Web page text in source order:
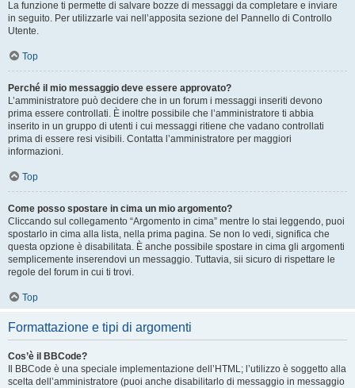
La funzione ti permette di salvare bozze di messaggi da completare e inviare
in seguito. Per utilizzarle vai nell’apposita sezione del Pannello di Controllo
Utente.
Top
Perché il mio messaggio deve essere approvato?
L’amministratore può decidere che in un forum i messaggi inseriti devono
prima essere controllati. È inoltre possibile che l’amministratore ti abbia
inserito in un gruppo di utenti i cui messaggi ritiene che vadano controllati
prima di essere resi visibili. Contatta l’amministratore per maggiori
informazioni.
Top
Come posso spostare in cima un mio argomento?
Cliccando sul collegamento “Argomento in cima” mentre lo stai leggendo, puoi
spostarlo in cima alla lista, nella prima pagina. Se non lo vedi, significa che
questa opzione è disabilitata. È anche possibile spostare in cima gli argomenti
semplicemente inserendovi un messaggio. Tuttavia, sii sicuro di rispettare le
regole del forum in cui ti trovi.
Top
Formattazione e tipi di argomenti
Cos’è il BBCode?
Il BBCode è una speciale implementazione dell’HTML; l’utilizzo è soggetto alla
scelta dell’amministratore (puoi anche disabilitarlo di messaggio in messaggio